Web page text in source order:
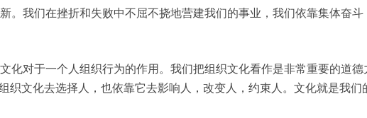
。我们在挫折和失败中不屈不挠地营建我们的事业，我们依靠集体奋
对于一个人组织行为的作用。我们把组织文化看作是非常重要的道
文化去选择人，也依靠它去影响人，改变人，约束人。文化就是我们